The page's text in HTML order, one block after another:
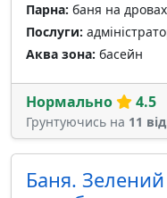
Парна: баня на дровах
Послуги:
Аква зона: басейн
Нормально 4.5
Грунтуючись на 11
Баня.